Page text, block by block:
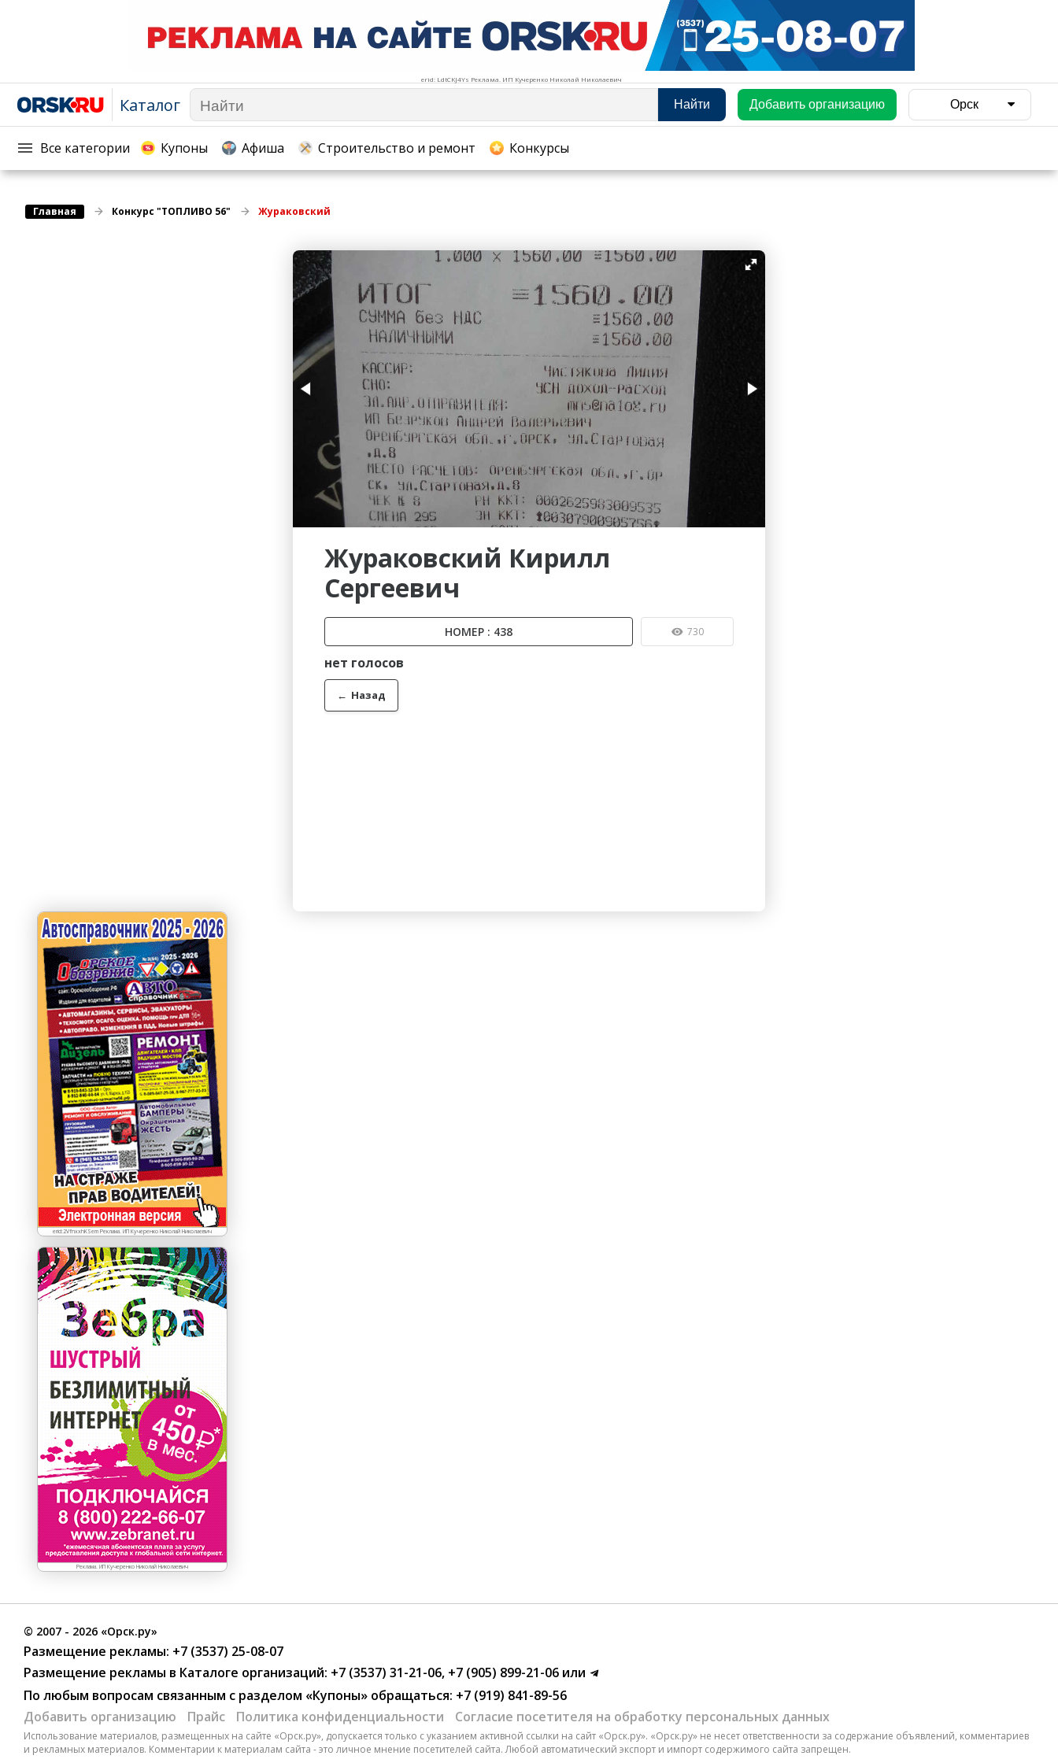
erid: LdtCKJ4Ys Реклама. ИП Кучеренко Николай Николаевич
Каталог Найти Добавить организацию Орск
Все категории Купоны Афиша Строительство и ремонт Конкурсы
Афиша
Строительство и ремонт
Авто и мото
Развлечения и отдых
Телекоммуникации и связь
Бизнес и финансы
Ремонт
Администрация
Сельское хозяйство
Городское хозяйство
Ветеринария, Зоотовары
Курьерская служба, Службы до...
Популярное →
Главная Конкурс "ТОПЛИВО 56" Жураковский
Жураковский Кирилл
Сергеевич
НОМЕР : 438 730
нет голосов
← Назад
erid:2VfnxxhKSem Реклама. ИП Кучеренко Николай Николаевич
Реклама. ИП Кучеренко Николай Николаевич
© 2007 - 2026 «Орск.ру»
Размещение рекламы: +7 (3537) 25-08-07
Размещение рекламы в Каталоге организаций: +7 (3537) 31-21-06, +7 (905) 899-21-06 или
По любым вопросам связанным с разделом «Купоны» обращаться: +7 (919) 841-89-56
Добавить организацию
Прайс Политика конфиденциальности Согласие посетителя на обработку персональных данных
Использование материалов, размещенных на сайте «Орск.ру», допускается только с указанием активной ссылки на сайт «Орск.ру». «Орск.ру» не несет ответственности за содержание объявлений, комментариев
и рекламных материалов. Комментарии к материалам сайта - это личное мнение посетителей сайта. Любой автоматический экспорт и импорт содержимого сайта запрещен.